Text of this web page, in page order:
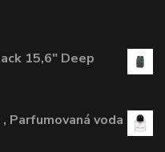
15,6" Deep
Parfumovaná voda